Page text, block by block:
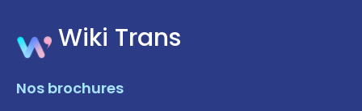
Wiki Trans
Nos brochures